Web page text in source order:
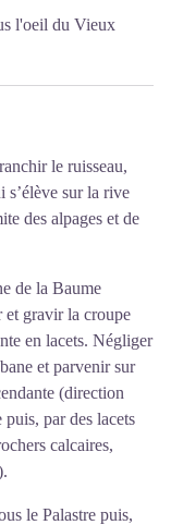
l'oeil du Vieux
le ruisseau,
s’élève sur la rive
des alpages et de
de la Baume
et gravir la croupe
en lacets. Négliger
et parvenir sur
(direction
puis, par des lacets
calcaires,
le Palastre puis,